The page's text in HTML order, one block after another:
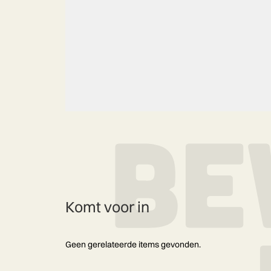
Komt voor in
Geen gerelateerde items gevonden.